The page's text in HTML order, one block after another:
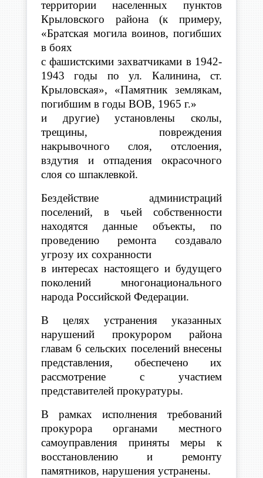
территории населенных пунктов
Крыловского района (к примеру,
«Братская могила воинов, погибших
в боях
с фашистскими захватчиками в 1942-
1943 годы по ул. Калинина, ст.
Крыловская», «Памятник землякам,
погибшим в годы ВОВ, 1965 г.»
и другие) установлены сколы,
трещины, повреждения
накрывочного слоя, отслоения,
вздутия и отпадения окрасочного
слоя со шпаклевкой.
Бездействие администраций
поселений, в чьей собственности
находятся данные объекты, по
проведению ремонта создавало
угрозу их сохранности
в интересах настоящего и будущего
поколений многонационального
народа Российской Федерации.
В целях устранения указанных
нарушений прокурором района
главам 6 сельских поселений внесены
представления, обеспечено их
рассмотрение с участием
представителей прокуратуры.
В рамках исполнения требований
прокурора органами местного
самоуправления приняты меры к
восстановлению и ремонту
памятников, нарушения устранены.